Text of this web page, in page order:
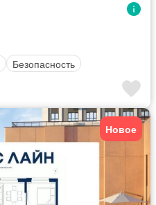
Безопасность
Новое